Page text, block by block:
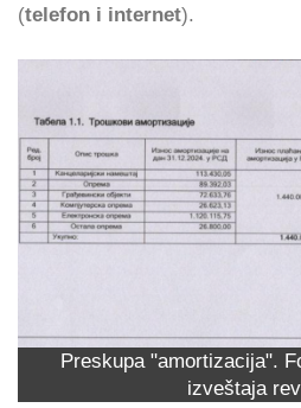
(telefon i internet).
Preskupa "amortizacija".
izveštaja